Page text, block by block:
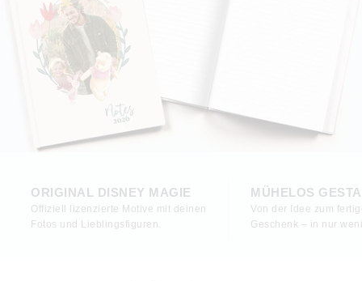
ORIGINAL DISNEY MAGIE
Offiziell lizenzierte Motive mit deinen
Fotos und Lieblingsfiguren.
MÜHELOS
Von der Idee zum
Geschenk – in nur